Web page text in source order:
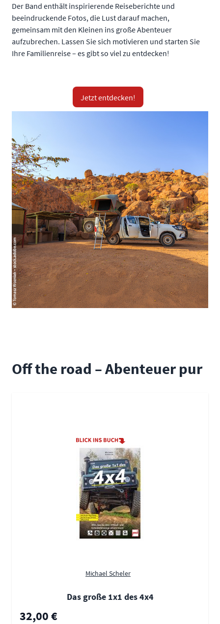
Der Band enthält inspirierende Reiseberichte und
beeindruckende Fotos, die Lust darauf machen,
gemeinsam mit den Kleinen ins große Abenteuer
aufzubrechen. Lassen Sie sich motivieren und starten Sie
Ihre Familienreise – es gibt so viel zu entdecken!
Jetzt entdecken!
Off the road – Abenteuer pur
Michael Scheler
Das große 1x1 des 4x4
32,00 €